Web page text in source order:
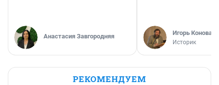
Анастасия Завгородняя Игорь
Историк
РЕКОМЕНДУЕМ